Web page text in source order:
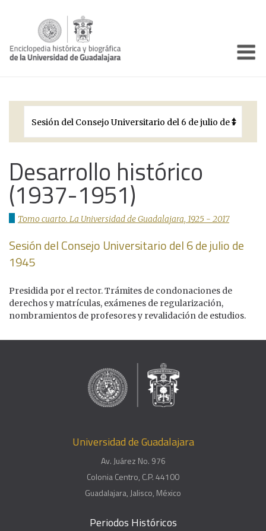
Períodos Históricos
Galería
Documentos institucionales
Desarrollo histórico
(1937-1951)
Tomo cuarto. La Universidad de Guadalajara, 1925 - 2017
Sesión del Consejo Universitario del 6 de julio de
1945
Presidida por el rector. Trámites de condonaciones de
derechos y matrículas, exámenes de regularización,
nombramientos de profesores y revalidación de estudios.
Universidad de Guadalajara
Av. Juárez No. 976
Colonia Centro, C.P. 44100
Guadalajara, Jalisco, México
Periodos Históricos